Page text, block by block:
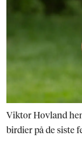
Viktor Hovland
birdier på de siste